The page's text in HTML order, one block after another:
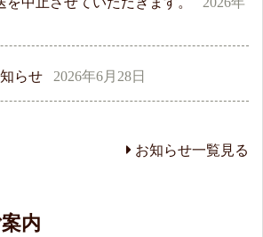
らせ 2026年6月28日
お知らせ一覧見る
内